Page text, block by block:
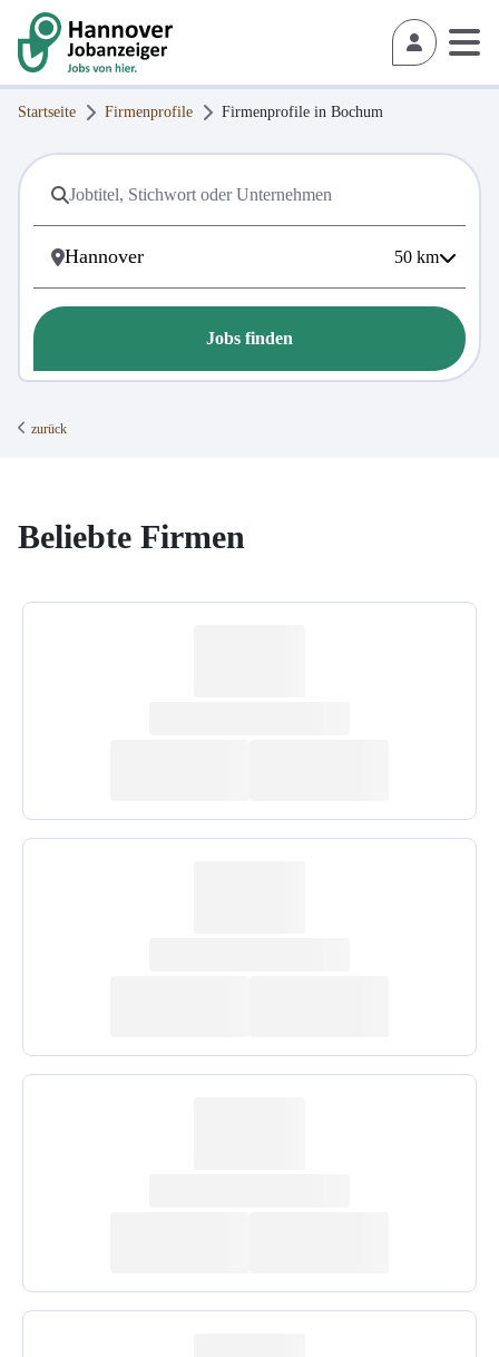
Startseite Firmenprofile Firmenprofile in Bochum
50 km
Jobs finden
zurück
Beliebte Firmen